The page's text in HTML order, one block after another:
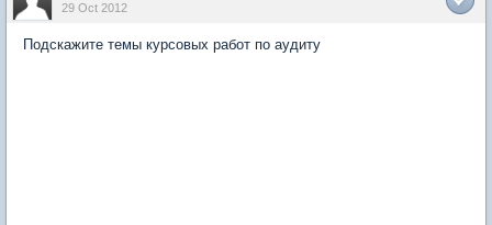
29 Oct 2012
Подскажите темы курсовых работ по аудиту